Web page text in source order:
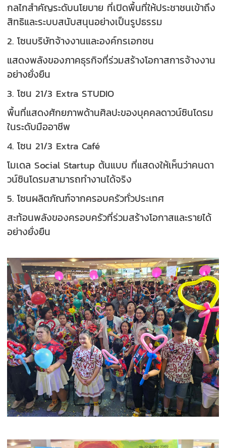
กลไกสำคัญระดับนโยบาย ที่เปิดพื้นที่ให้ประชาชนเข้าถึง
สิทธิและระบบสนับสนุนอย่างเป็นรูปธรรม
2. โซนบริษัทจ้างงานและองค์กรเอกชน
แสดงพลังของภาคธุรกิจที่ร่วมสร้างโอกาสการจ้างงาน
อย่างยั่งยืน
3. โซน 21/3 Extra STUDIO
พื้นที่แสดงศักยภาพด้านศิลปะของบุคคลดาวน์ซินโดรม
ในระดับมืออาชีพ
4. โซน 21/3 Extra Café
โมเดล Social Startup ต้นแบบ ที่แสดงให้เห็นว่าคนดา
วน์ซินโดรมสามารถทำงานได้จริง
5. โซนผลิตภัณฑ์จากครอบครัวทั่วประเทศ
สะท้อนพลังของครอบครัวที่ร่วมสร้างโอกาสและรายได้
อย่างยั่งยืน